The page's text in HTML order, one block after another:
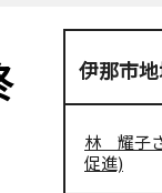
伊那市
林 耀子
促進)